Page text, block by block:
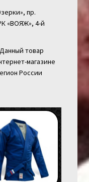
пр.
«ВОЯЖ», 4-й
товар
магазине
России